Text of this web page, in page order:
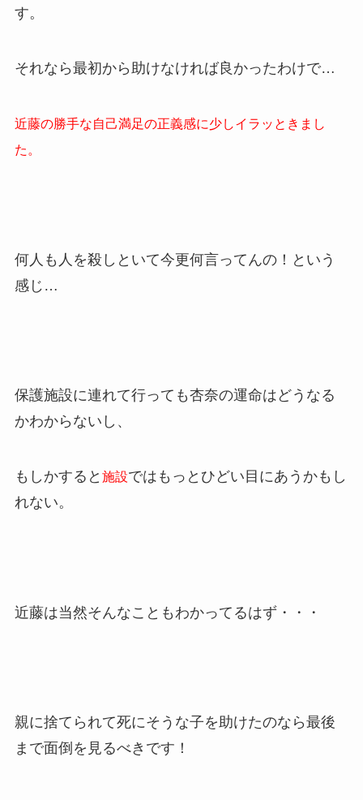
す。
それなら最初から助けなければ良かったわけで…
近藤の勝手な自己満足の正義感に少しイラッときまし
た。
何人も人を殺しといて今更何言ってんの！という
感じ…
保護施設に連れて行っても杏奈の運命はどうなる
かわからないし、
もしかすると 施設ではもっとひどい目にあうかもし
れない。
近藤は当然そんなこともわかってるはず・・・
親に捨てられて死にそうな子を助けたのなら最後
まで面倒を見るべきです！